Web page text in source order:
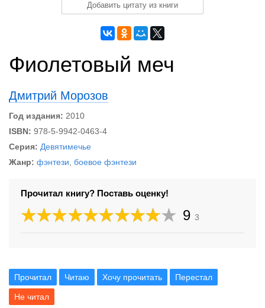
Добавить цитату из книги
Фиолетовый меч
Дмитрий Морозов
Год издания: 2010
ISBN: 978-5-9942-0463-4
Серия: Девятимечье
Жанр: фэнтези боевое фэнтези
Прочитал книгу? Поставь оценку!
9 3
Прочитал Читаю Хочу прочитать Перестал
Не читал